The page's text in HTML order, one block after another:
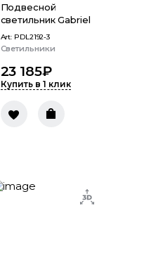
Подвесной
светильник Gabriel
Art: PDL2192-3
Светильники
23 185₽
Купить в 1 клик